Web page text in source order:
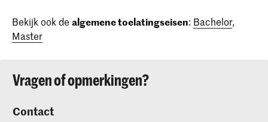
Bekijk ook de algemene toelatingseisen: Bachelor,
Master
Vragen of opmerkingen?
Contact